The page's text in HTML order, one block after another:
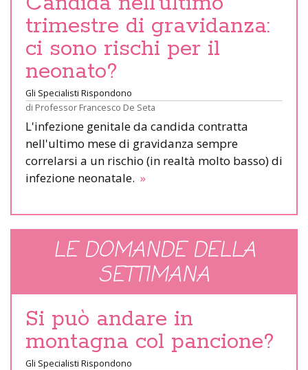
trimestre di gravidanza:
ci sono rischi per il
neonato?
Gli Specialisti Rispondono
di Professor Francesco De Seta
L'infezione genitale da candida contratta
nell'ultimo mese di gravidanza sempre
correlarsi a un rischio (in realtà molto basso) di
infezione neonatale. »
LE DOMANDE DELLA
SETTIMANA
Si può andare in
montagna col pancione?
Gli Specialisti Rispondono